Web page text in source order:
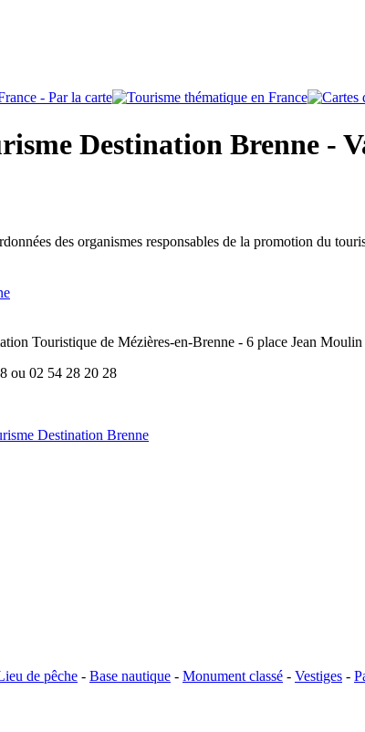
Destination Brenne -
des organismes responsables de la promotion du
Touristique de Mézières-en-Brenne - 6 place Jean
ou 02 54 28 20 28
Destination Brenne
de pêche - Base nautique - Monument classé - Vestiges -